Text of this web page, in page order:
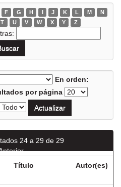
F G H I J K L M
N
T U V W X Y Z
En orden:
por página
24 a 29 de 29
Título Autor(es)